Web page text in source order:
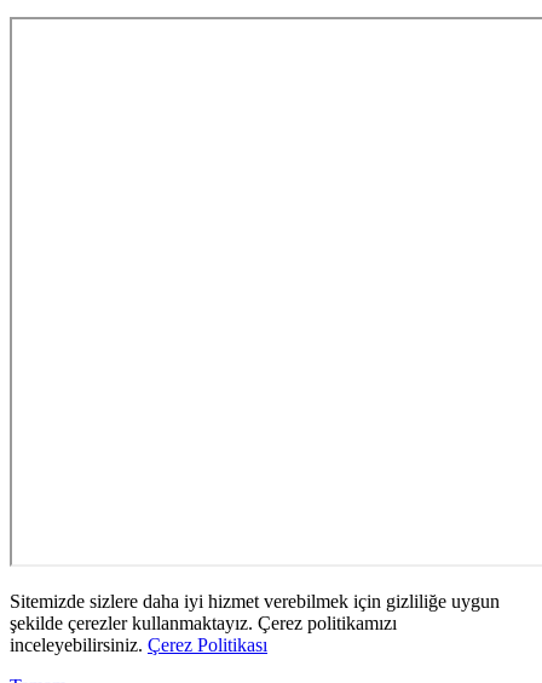
Sitemizde sizlere daha iyi hizmet verebilmek için gizliliğe uygun
şekilde çerezler kullanmaktayız. Çerez politikamızı
inceleyebilirsiniz. Çerez Politikası